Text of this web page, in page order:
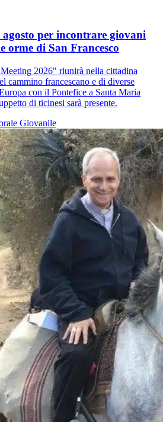
per incontrare giovani
orme di San Francesco
2026" riunirà nella cittadina
cammino francescano e di diverse
con il Pontefice a Santa Maria
di ticinesi sarà presente.
Giovanile